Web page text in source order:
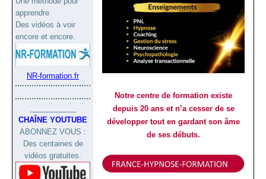
apprendre
Des vidéos à voir
encore et encore.
NR-formation.fr
CHA N E YOUTUBE
ABONNEZ VOUS :
Des centaines de
vidéos gratuites.
Notre centre de formation existe
depuis 20 ans et n’a cesser de se
développer tout en gardant son âme
de ses débuts.